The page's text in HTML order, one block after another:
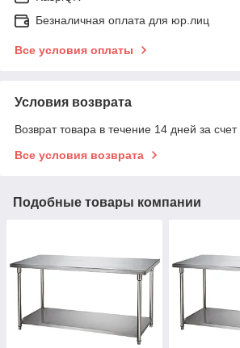
Безналичная оплата для юр.лиц
Все условия оплаты
Условия возврата
Возврат товара в течение 14 дней за счет
Все условия возврата
Подобные товары компании